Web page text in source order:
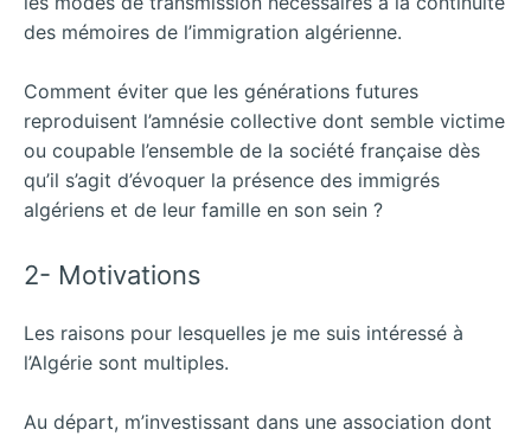
des mémoires de l’immigration algérienne.
Comment éviter que les générations futures
reproduisent l’amnésie collective dont semble victime
ou coupable l’ensemble de la société française dès
qu’il s’agit d’évoquer la présence des immigrés
algériens et de leur famille en son sein ?
2- Motivations
Les raisons pour lesquelles je me suis intéressé à
l’Algérie sont multiples.
Au départ, m’investissant dans une association dont